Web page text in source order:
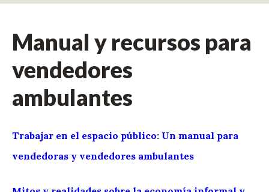
Manual y recursos para
vendedores
ambulantes
Trabajar en el espacio público: Un manual para
vendedoras y vendedores ambulantes